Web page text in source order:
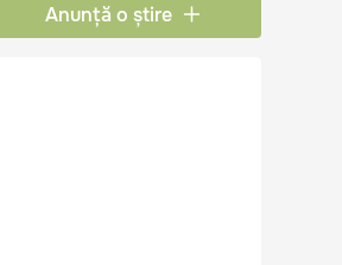
Anunță o știre